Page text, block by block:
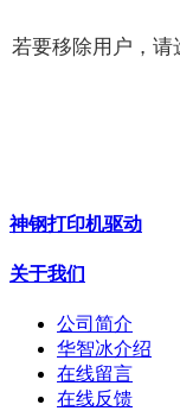
若要移除用户，
神钢打印机驱动
关于我们
公司简介
华智冰介绍
在线留言
在线反馈